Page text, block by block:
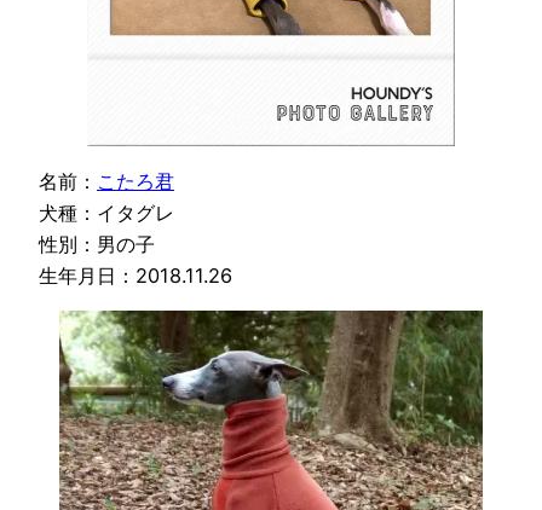
名前： こたろ君
犬種：イタグレ
性別：男の子
生年月日：2018.11.26